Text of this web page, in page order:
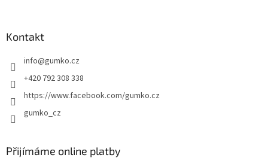
Kontakt
info@gumko.cz
+420 792 308 338
https://www.facebook.com/gumko.cz
gumko_cz
Přijímáme online platby